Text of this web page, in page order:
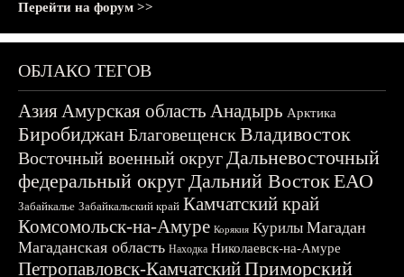
Перейти на форум >>
ОБЛАКО ТЕГОВ
АзияАмурская область Анадырь Арктика
БиробиджанБлаговещенскВладивосток
Восточный военный округДальневосточный
федеральный округДальний ВостокЕАО
Забайкалье Забайкальский край Камчатский край
Комсомольск-на-Амуре Корякия Курилы Магадан
Магаданская область Находка Николаевск-на-Амуре
Петропавловск-КамчатскийПриморский